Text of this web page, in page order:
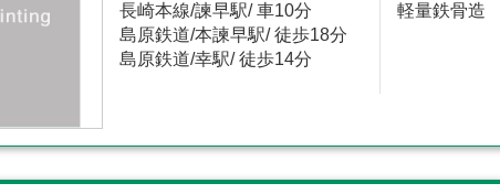
長崎本線/諫早駅/ 車10分
島原鉄道/本諫早駅/ 徒歩18分
島原鉄道/幸駅/ 徒歩14分
軽量鉄骨造